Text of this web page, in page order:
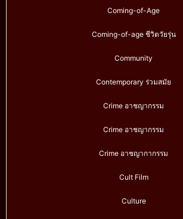
Coming-of-Age
Coming-of-age ชีวิตวัยรุ่น
Community
Contemporary ร่วมสมัย
Crime อาชญากรรม
Crime อาชญากรรม
Crime อาชญากากรรม
Cult Film
Culture